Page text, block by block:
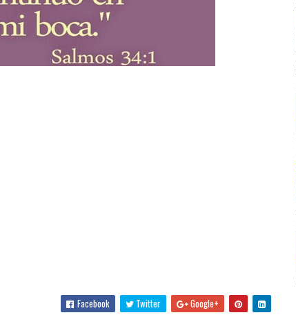
Facebook Twitter Google+